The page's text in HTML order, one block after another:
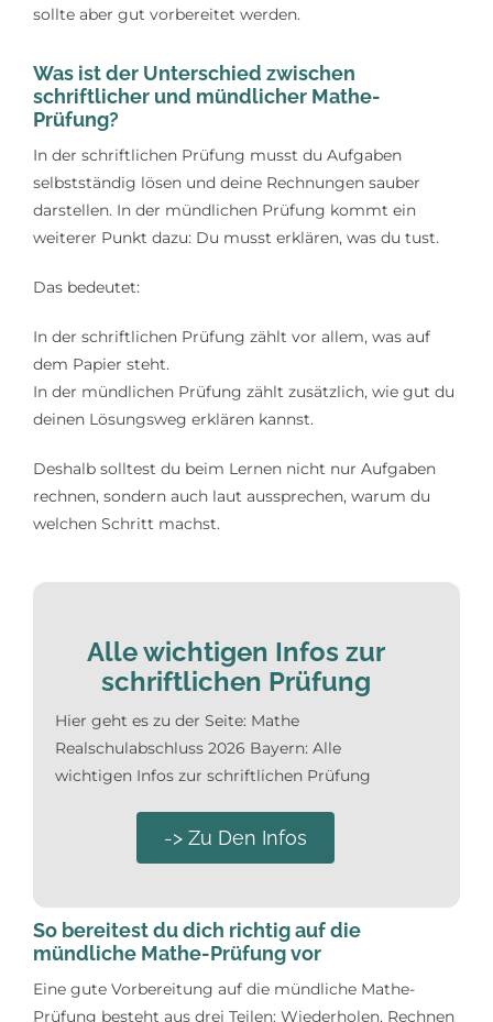
sollte aber gut vorbereitet werden.
Was ist der Unterschied zwischen
schriftlicher und mündlicher Mathe-
Prüfung?
In der schriftlichen Prüfung musst du Aufgaben
selbstständig lösen und deine Rechnungen sauber
darstellen. In der mündlichen Prüfung kommt ein
weiterer Punkt dazu: Du musst erklären, was du tust.
Das bedeutet:
In der schriftlichen Prüfung zählt vor allem, was auf
dem Papier steht.
In der mündlichen Prüfung zählt zusätzlich, wie gut du
deinen Lösungsweg erklären kannst.
Deshalb solltest du beim Lernen nicht nur Aufgaben
rechnen, sondern auch laut aussprechen, warum du
welchen Schritt machst.
Alle wichtigen Infos zur
schriftlichen Prüfung
Hier geht es zu der Seite: Mathe
Realschulabschluss 2026 Bayern: Alle
wichtigen Infos zur schriftlichen Prüfung
-> Zu Den Infos
So bereitest du dich richtig auf die
mündliche Mathe-Prüfung vor
Eine gute Vorbereitung auf die mündliche Mathe-
Prüfung besteht aus drei Teilen: Wiederholen, Rechnen